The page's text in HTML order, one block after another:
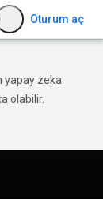
Oturum aç
yapay zeka
olabilir.